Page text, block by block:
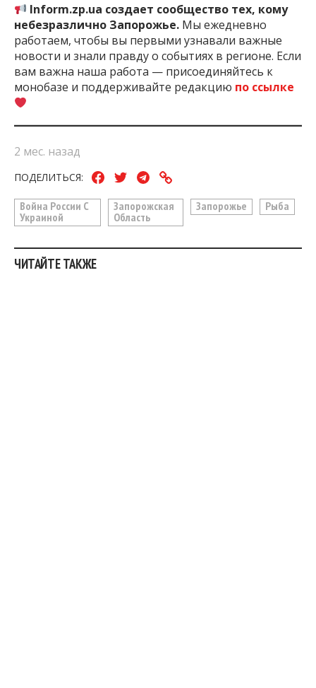
Inform.zp.ua создает сообщество тех, кому
небезразлично Запорожье. Мы ежедневно
работаем, чтобы вы первыми узнавали важные
новости и знали правду о событиях в регионе. Если
вам важна наша работа — присоединяйтесь к
монобазе и поддерживайте редакцию по ссылке
2 мес. назад
ПОДЕЛИТЬСЯ:
Война России С
Украиной
Запорожская
Область
Запорожье Рыба
ЧИТАЙТЕ ТАКЖЕ